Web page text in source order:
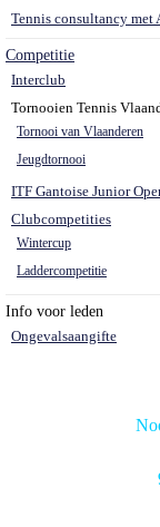
Tennis consultancy met
Competitie
Interclub
Tornooien Tennis
Tornooi van Vlaanderen
Jeugdtornooi
ITF Gantoise Junior
Clubcompetities
Wintercup
Laddercompetitie
Info voor leden
Ongevalsaangifte